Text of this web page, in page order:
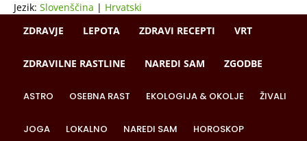
Jezik: Slovenščina | Hrvatski
ZDRAVJE
LEPOTA ZDRAVI RECEPTI VRT
ZDRAVILNE RASTLINE NAREDI SAM ZGODBE
ASTRO OSEBNA RAST EKOLOGIJA & OKOLJE ŽIVALI
JOGA LOKALNO NAREDI SAM HOROSKOP